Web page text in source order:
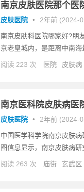
南京皮肤医院那个医
皮肤医院 • 2年前 (2024-
南京皮肤科医院哪家好?朋
京老皇城内，是距离中南
阅读 223 次 医院 皮肤病
南京医科院皮肤病医
皮肤医院 • 2年前 (2024-
中国医学科学院南京皮肤
图信息显示，南京皮肤病
阅读 263 次 庙街 玄武区